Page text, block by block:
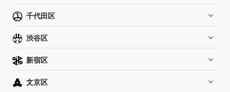
千代田区
渋谷区
新宿区
文京区